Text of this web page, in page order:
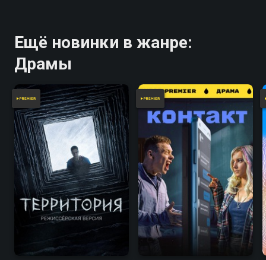
Ещё новинки в жанре:
Драмы